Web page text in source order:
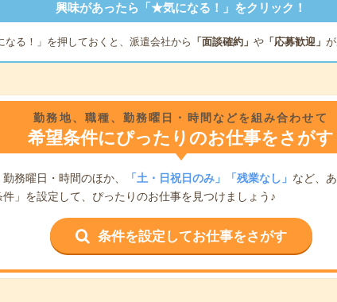
興味があったら「★気になる！」をクリック！
なる！」を押しておくと、派遣会社から 「面談確約」 や「応募歓迎」
勤務地、職種、勤務曜日・時間などを組み合わせて
希望条件にぴったりのお仕事をさがす
務曜日・時間のほか、 「土・日祝日のみ」「残業なし」 など、
」を設定して、ぴったりのお仕事を見つけましょう♪
条件を設定してお仕事をさがす